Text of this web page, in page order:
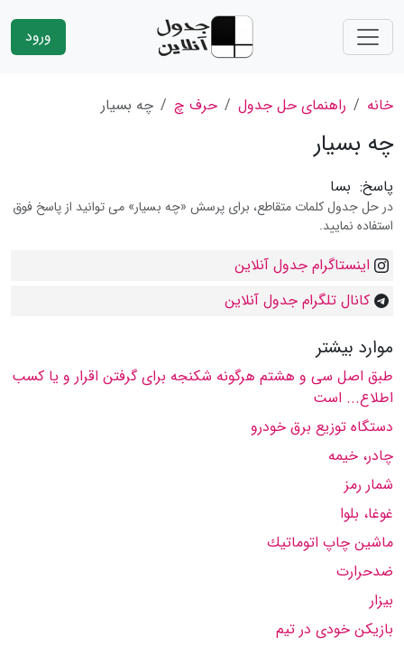
ورود
خانه راهنمای حل جدول حرف چ چه بسیار
چه بسیار
پاسخ: بسا
در حل جدول کلمات متقاطع، برای پرسش «چه بسیار» می توانید از پاسخ فوق
استفاده نمایید.
اینستاگرام جدول آنلاین
کانال تلگرام جدول آنلاین
موارد بیشتر
طبق اصل سی و هشتم هرگونه شكنجه برای گرفتن اقرار و یا كسب
اطلاع... است
دستگاه توزیع برق خودرو
چادر، خیمه
شمار رمز
غوغا، بلوا
ماشین چاپ اتوماتیك
ضدحرارت
بیزار
بازیكن خودی در تیم